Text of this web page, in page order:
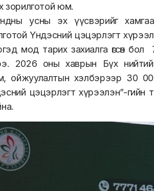
зорилготой юм.
усны эх үүсвэрийг
Үндэсний цэцэрлэгт
мод тарих захиалга өгсөн
2026 оны хаврын Бүх
ойжуулалтын хэлбэрээр 30
цэцэрлэгт хүрээлэн”-гийн